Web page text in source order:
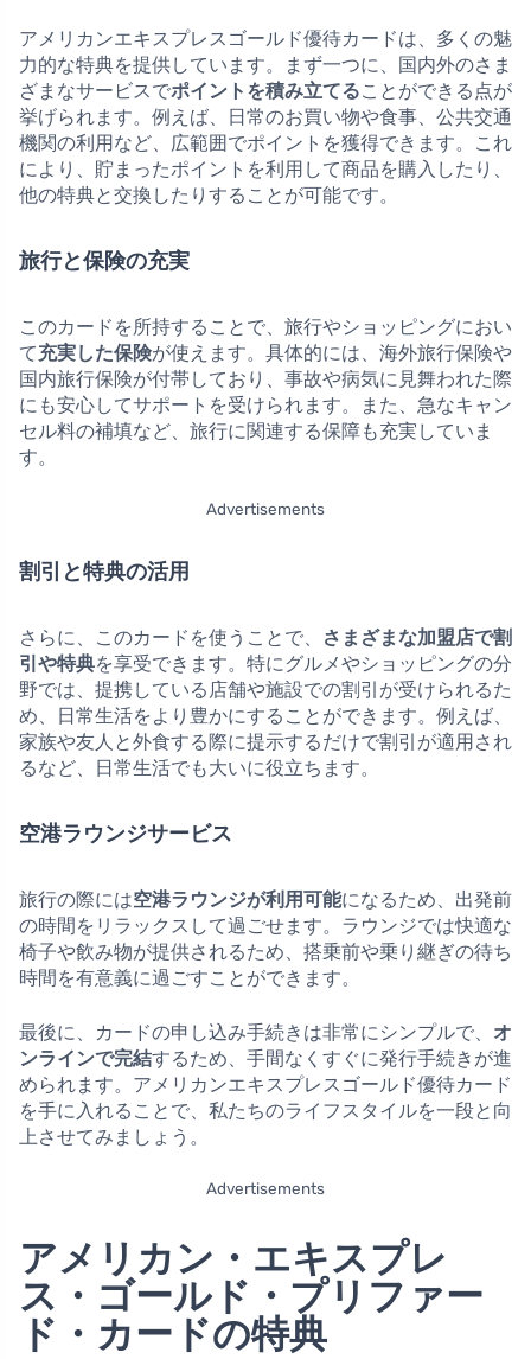
アメリカンエキスプレスゴールド優待カードは、多くの魅
力的な特典を提供しています。まず一つに、国内外のさま
ざまなサービスでポイントを積み立てることができる点が
挙げられます。例えば、日常のお買い物や食事、公共交通
機関の利用など、広範囲でポイントを獲得できます。これ
により、貯まったポイントを利用して商品を購入したり、
他の特典と交換したりすることが可能です。
旅行と保険の充実
このカードを所持することで、旅行やショッピングにおい
て充実した保険が使えます。具体的には、海外旅行保険や
国内旅行保険が付帯しており、事故や病気に見舞われた際
にも安心してサポートを受けられます。また、急なキャン
セル料の補填など、旅行に関連する保障も充実していま
す。
Advertisements
割引と特典の活用
さらに、このカードを使うことで、
さまざまな加盟店で割
引や特典を享受できます。特にグルメやショッピングの分
野では、提携している店舗や施設での割引が受けられるた
め、日常生活をより豊かにすることができます。例えば、
家族や友人と外食する際に提示するだけで割引が適用され
るなど、日常生活でも大いに役立ちます。
空港ラウンジサービス
旅行の際には空港ラウンジが利用可能になるため、出発前
の時間をリラックスして過ごせます。ラウンジでは快適な
椅子や飲み物が提供されるため、搭乗前や乗り継ぎの待ち
時間を有意義に過ごすことができます。
最後に、カードの申し込み手続きは非常にシンプルで、 オ
ンラインで完結するため、手間なくすぐに発行手続きが進
められます。アメリカンエキスプレスゴールド優待カード
を手に入れることで、私たちのライフスタイルを一段と向
上させてみましょう。
Advertisements
アメリカン・エキスプレ
ス・ゴールド・プリファー
ド・カードの特典